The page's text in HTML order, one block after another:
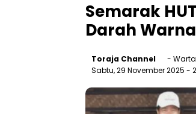
Semarak
Darah
Toraja Channel
-
Sabtu, 29 November 2025 -